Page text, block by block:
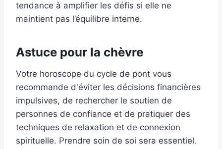
tendance à amplifier les défis si elle ne
maintient pas l’équilibre interne.
Astuce pour la chèvre
Votre horoscope du cycle de pont vous
recommande d'éviter les décisions financières
impulsives, de rechercher le soutien de
personnes de confiance et de pratiquer des
techniques de relaxation et de connexion
spirituelle. Prendre soin de soi sera essentiel.